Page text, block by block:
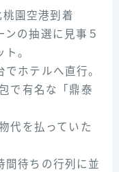
園空港到着
の抽選に見事５
。
ホテルへ直行。
で有名な「鼎泰
代を払っていた
間待ちの行列に並